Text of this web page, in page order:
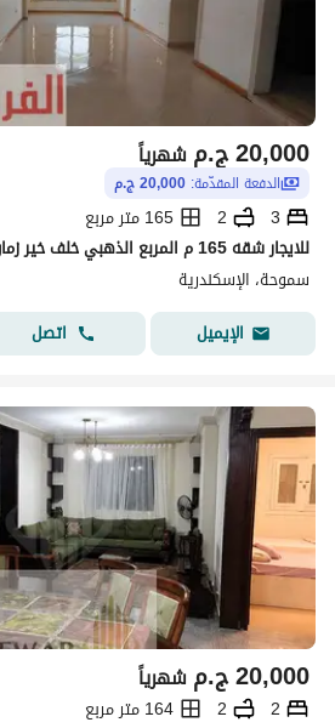
ج.م20,000 شهرياً
الدفعة المقدّمة: 20,000 ج.م
3
2
165 متر مربع
سموحة، الإسكندرية
الإيميل
اتصل
ج.م20,000 شهرياً
2
2
164 متر مربع